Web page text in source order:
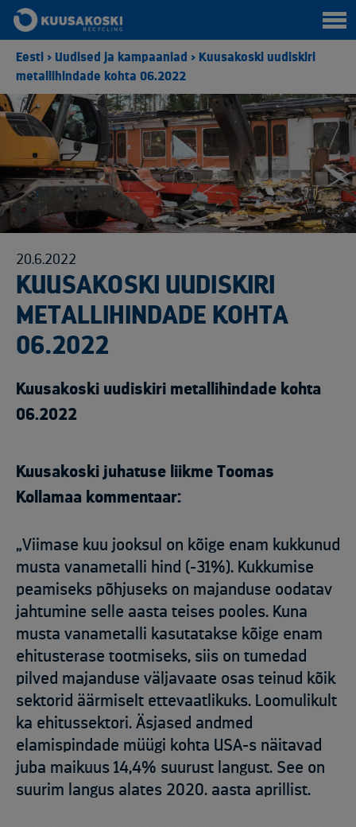
Eesti > Uudised ja kampaaniad > Kuusakoski uudiskiri
metallihindade kohta 06.2022
20.6.2022
KUUSAKOSKI UUDISKIRI
METALLIHINDADE KOHTA
06.2022
Kuusakoski uudiskiri metallihindade kohta
06.2022
Kuusakoski juhatuse liikme Toomas
Kollamaa kommentaar:
„Viimase kuu jooksul on kõige enam kukkunud
musta vanametalli hind (-31%). Kukkumise
peamiseks põhjuseks on majanduse oodatav
jahtumine selle aasta teises pooles. Kuna
musta vanametalli kasutatakse kõige enam
ehitusterase tootmiseks, siis on tumedad
pilved majanduse väljavaate osas teinud kõik
sektorid äärmiselt ettevaatlikuks. Loomulikult
ka ehitussektori. Äsjased andmed
elamispindade müügi kohta USA-s näitavad
juba maikuus 14,4% suurust langust. See on
suurim langus alates 2020. aasta aprillist.